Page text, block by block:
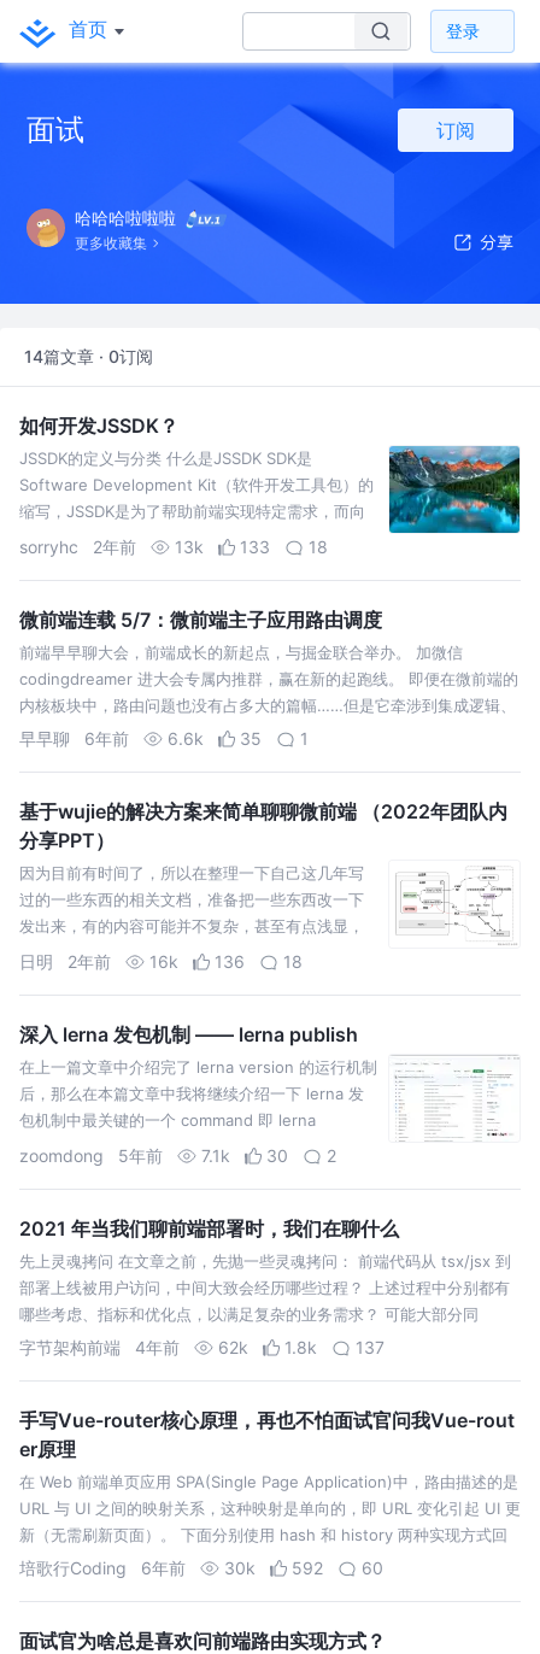
首页 登录
面试 订阅
哈哈哈啦啦啦
更多收藏集
14篇文章 · 0订阅
如何开发JSSDK？
JSSDK的定义与分类 什么是JSSDK SDK是
Software Development Kit（软件开发工具包）的
缩写，JSSDK是为了帮助前端实现特定需求，而向
开发者暴露的一些JS-API的集合
sorryhc 2年前 13k 133 18
微前端连载 5/7：微前端主子应用路由调度
前端早早聊大会，前端成长的新起点，与掘金联合举办。 加微信
codingdreamer 进大会专属内推群，赢在新的起跑线。 即便在微前端的
内核板块中，路由问题也没有占多大的篇幅……但是它牵涉到集成逻辑、
沙箱等核心逻辑；另一方面，想完美地解决路由问题也并不容易，内里存
早早聊 6年前 6.6k 35 1
基于wujie的解决方案来简单聊聊微前端 （2022年团队内
分享PPT）
因为目前有时间了，所以在整理一下自己这几年写
过的一些东西的相关文档，准备把一些东西改一下
发出来，有的内容可能并不复杂，甚至有点浅显，
但是也是对自己这几年的一些复盘和总结了
日明 2年前 16k 136 18
深入 lerna 发包机制 —— lerna publish
在上一篇文章中介绍完了 lerna version 的运行机制
后，那么在本篇文章中我将继续介绍一下 lerna 发
包机制中最关键的一个 command 即 lerna
publish。 现在我们来继续介绍 lerna publish 运行
zoomdong 5年前 7.1k 30 2
2021 年当我们聊前端部署时，我们在聊什么
先上灵魂拷问 在文章之前，先抛一些灵魂拷问： 前端代码从 tsx/jsx 到
部署上线被用户访问，中间大致会经历哪些过程？ 上述过程中分别都有
哪些考虑、指标和优化点，以满足复杂的业务需求？ 可能大部分同
字节架构前端 4年前 62k 1.8k 137
手写Vue-router核心原理，再也不怕面试官问我Vue-rout
er原理
在 Web 前端单页应用 SPA(Single Page Application)中，路由描述的是
URL 与 UI 之间的映射关系，这种映射是单向的，即 URL 变化引起 UI 更
新（无需刷新页面）。 下面分别使用 hash 和 history 两种实现方式回
答上面的两个核心…
培歌行Coding 6年前 30k 592 60
面试官为啥总是喜欢问前端路由实现方式？